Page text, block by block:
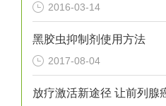
2016-03-14
黑胶虫抑制剂使用方法
2017-08-04
放疗激活新途径 让前列腺